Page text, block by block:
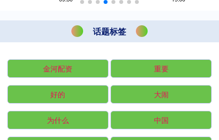
话题标签
金河配资 重要
好的 大闹
为什么 中国